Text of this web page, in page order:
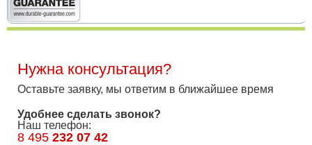
Нужна консультация?
Оставьте заявку, мы ответим в ближайшее время
Удобнее сделать звонок?
Наш телефон:
8 495 232 07 42